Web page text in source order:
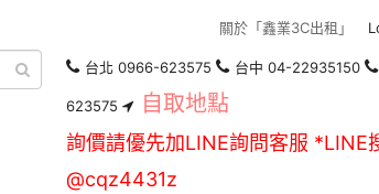
關於「鑫業3C出租」
台北 0966-623575 台中 04-22935150
623575 自取地點
詢價請優先加LINE詢問客服 *LINE
@cqz4431z